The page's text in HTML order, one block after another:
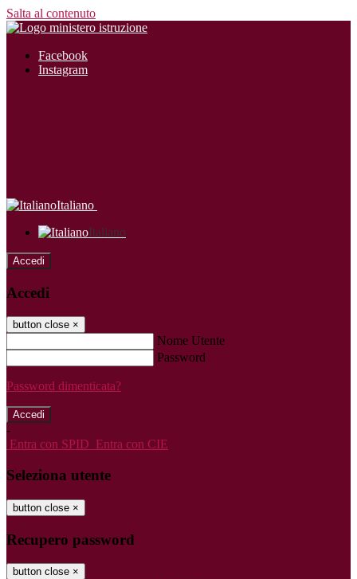
Salta al contenuto
Facebook
Instagram
Italiano
Italiano
Accedi
Accedi
button close ×
Nome Utente
Password
Password dimenticata?
-
Entra con SPID Entra con CIE
Seleziona utente
button close ×
Recupero password
button close ×